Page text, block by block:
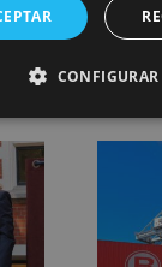
CONFIGURAR